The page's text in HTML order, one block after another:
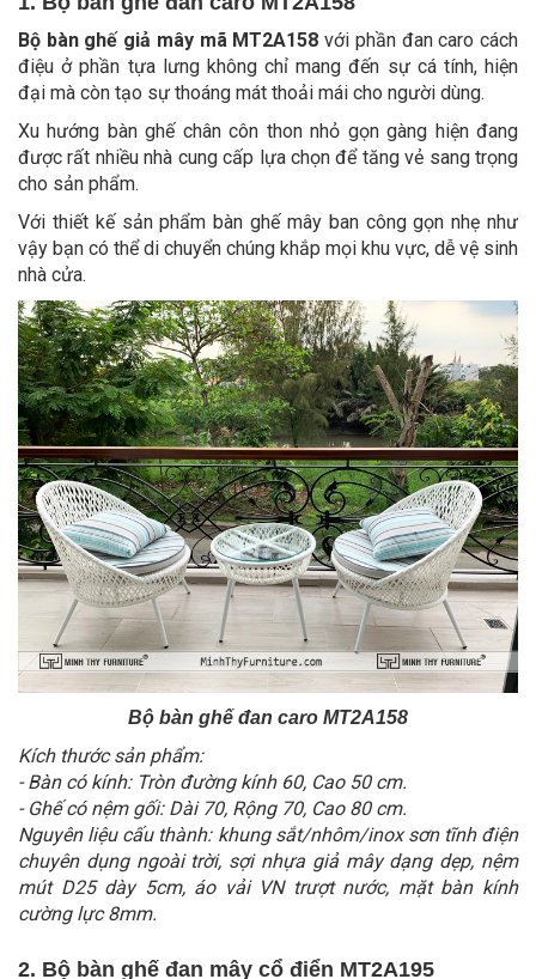
Bộ bàn ghế giả mây mã MT2A158 với phần đan caro cách
điệu ở phần tựa lưng không chỉ mang đến sự cá tính, hiện
đại mà còn tạo sự thoáng mát thoải mái cho người dùng.
Xu hướng bàn ghế chân côn thon nhỏ gọn gàng hiện đang
được rất nhiều nhà cung cấp lựa chọn để tăng vẻ sang trọng
cho sản phẩm.
Với thiết kế sản phẩm bàn ghế mây ban công gọn nhẹ như
vậy bạn có thể di chuyển chúng khắp mọi khu vực, dễ vệ sinh
nhà cửa.
Bộ bàn ghế đan caro MT2A158
Kích thước sản phẩm:
- Bàn có kính: Tròn đường kính 60, Cao 50 cm.
- Ghế có nệm gối: Dài 70, Rộng 70, Cao 80 cm.
Nguyên liệu cấu thành: khung sắt/nhôm/inox sơn tĩnh điện
chuyên dụng ngoài trời, sợi nhựa giả mây dạng dẹp, nệm
mút D25 dày 5cm, áo vải VN trượt nước, mặt bàn kính
cường lực 8mm.
2. Bộ bàn ghế đan mây cổ điển MT2A195